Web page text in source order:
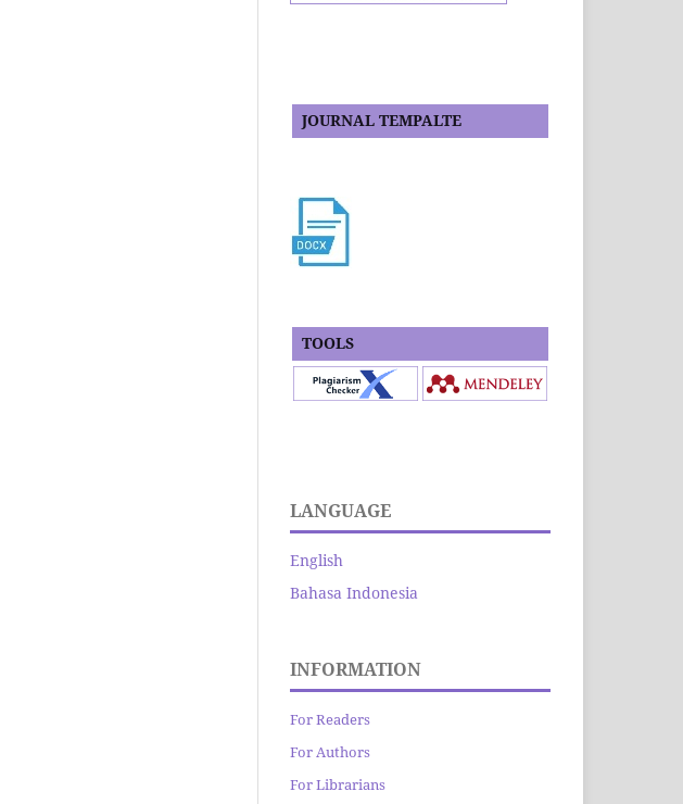
JOURNAL TEMPALTE
TOOLS
LANGUAGE
English
Bahasa Indonesia
INFORMATION
For Readers
For Authors
For Librarians